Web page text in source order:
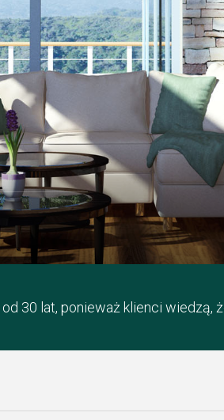
30 lat, ponieważ klienci wiedzą,